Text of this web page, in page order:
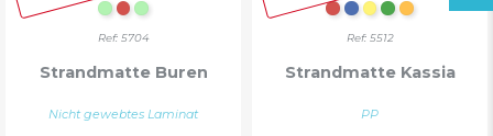
Hellgrün
ROTHELLGRÜN
Ref: 5704
Strandmatte Buren
Nicht gewebtes Laminat
RotBlauGELB
GRÜN
ORANGE
Ref: 5512
Strandmatte Kassia
PP